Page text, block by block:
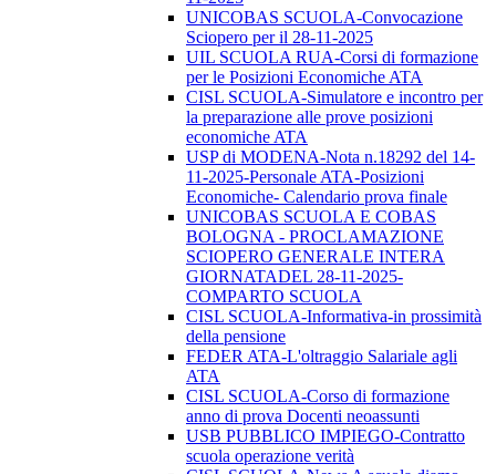
UNICOBAS SCUOLA-Convocazione
Sciopero per il 28-11-2025
UIL SCUOLA RUA-Corsi di formazione
per le Posizioni Economiche ATA
CISL SCUOLA-Simulatore e incontro per
la preparazione alle prove posizioni
economiche ATA
USP di MODENA-Nota n.18292 del 14-
11-2025-Personale ATA-Posizioni
Economiche- Calendario prova finale
UNICOBAS SCUOLA E COBAS
BOLOGNA - PROCLAMAZIONE
SCIOPERO GENERALE INTERA
GIORNATADEL 28-11-2025-
COMPARTO SCUOLA
CISL SCUOLA-Informativa-in prossimità
della pensione
FEDER ATA-L'oltraggio Salariale agli
ATA
CISL SCUOLA-Corso di formazione
anno di prova Docenti neoassunti
USB PUBBLICO IMPIEGO-Contratto
scuola operazione verità